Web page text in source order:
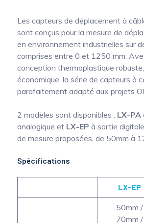
Les capteurs de déplacement à
sont conçus pour la mesure de
en environnement industrielles sur
comprises entre 0 et 1250 mm.
conception thermoplastique
économique, la série de capteurs à
parafaitement adapté aux projets
2 modèles sont disponibles : LX-PA
analogique et LX-EP à sortie
de mesure proposées, de 50mm à
Spécifications
LX-EP
50mm /
70mm /